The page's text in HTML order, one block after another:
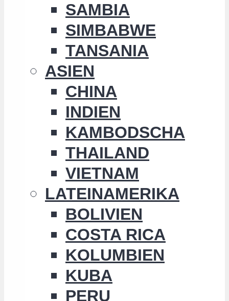
SAMBIA
SIMBABWE
TANSANIA
ASIEN
CHINA
INDIEN
KAMBODSCHA
THAILAND
VIETNAM
LATEINAMERIKA
BOLIVIEN
COSTA RICA
KOLUMBIEN
KUBA
PERU